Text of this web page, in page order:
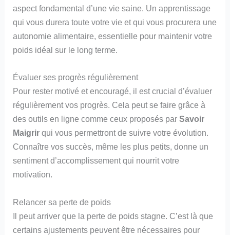
aspect fondamental d’une vie saine. Un apprentissage
qui vous durera toute votre vie et qui vous procurera une
autonomie alimentaire, essentielle pour maintenir votre
poids idéal sur le long terme.
Évaluer ses progrès régulièrement
Pour rester motivé et encouragé, il est crucial d’évaluer
régulièrement vos progrès. Cela peut se faire grâce à
des outils en ligne comme ceux proposés parSavoir
Maigrir qui vous permettront de suivre votre évolution.
Connaître vos succès, même les plus petits, donne un
sentiment d’accomplissement qui nourrit votre
motivation.
Relancer sa perte de poids
Il peut arriver que la perte de poids stagne. C’est là que
certains ajustements peuvent être nécessaires pour